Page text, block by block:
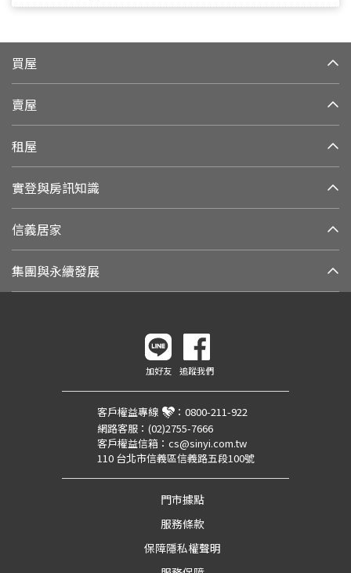
買屋
賣屋
租屋
實登與房訊知識
信義居家
集團與永續發展
加好友 追蹤我們
客戶權益專線 ： 0800-211-922
網路客服： (02)2755-7666
客戶權益信箱： cs@sinyi.com.tw
110 台北市信義區信義路五段100號
門市據點
服務條款
保障隱私權聲明